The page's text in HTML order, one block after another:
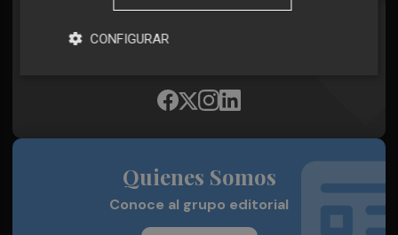
Síguenos en redes
Quienes Somos
Conoce al grupo editorial
CONFIGURAR